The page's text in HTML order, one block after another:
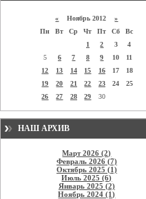
« Ноябрь 2012»
Пн
Вт Ср Чт Пт Сб
Вс
1
2 3
4
5
6 7 8 9 10
11
12
13 14 15 16 17
18
19
20 21 22 23 24
25
26
27 28 29 30
НАШ АРХИВ
Март 2026 (2)
Февраль 2026 (7)
Октябрь 2025 (1)
Июль 2025 (6)
Январь 2025 (2)
Ноябрь 2024 (1)